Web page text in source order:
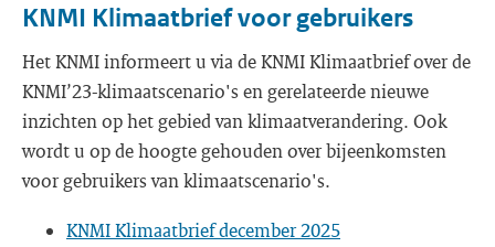
KNMI Klimaatbrief voor gebruikers
Het KNMI informeert u via de KNMI Klimaatbrief over de
KNMI’23-klimaatscenario's en gerelateerde nieuwe
inzichten op het gebied van klimaatverandering. Ook
wordt u op de hoogte gehouden over bijeenkomsten
voor gebruikers van klimaatscenario's.
KNMI Klimaatbrief december 2025